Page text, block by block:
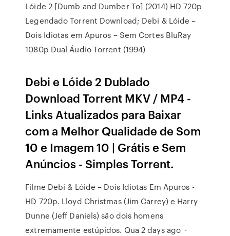
Lóide 2 [Dumb and Dumber To] (2014) HD 720p
Legendado Torrent Download; Debi & Lóide –
Dois Idiotas em Apuros – Sem Cortes BluRay
1080p Dual Áudio Torrent (1994)
Debi e Lóide 2 Dublado
Download Torrent MKV / MP4 -
Links Atualizados para Baixar
com a Melhor Qualidade de Som
10 e Imagem 10 | Grátis e Sem
Anúncios - Simples Torrent.
Filme Debi & Lóide – Dois Idiotas Em Apuros -
HD 720p. Lloyd Christmas (Jim Carrey) e Harry
Dunne (Jeff Daniels) são dois homens
extremamente estúpidos. Qua 2 days ago ·